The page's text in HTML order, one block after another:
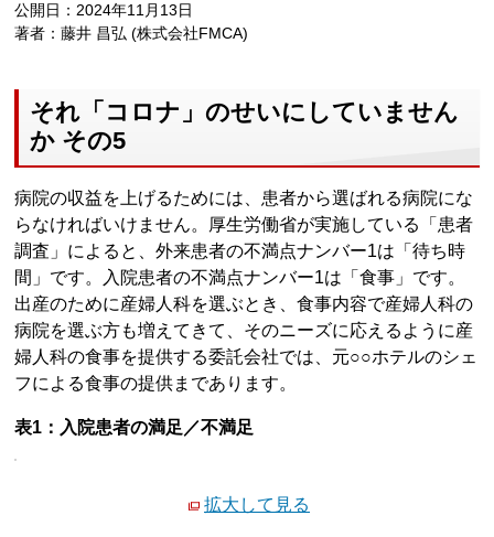
公開日：2024年11月13日
著者：藤井 昌弘 (株式会社FMCA)
それ「コロナ」のせいにしていません
か その5
病院の収益を上げるためには、患者から選ばれる病院にな
らなければいけません。厚生労働省が実施している「患者
調査」によると、外来患者の不満点ナンバー1は「待ち時
間」です。入院患者の不満点ナンバー1は「食事」です。
出産のために産婦人科を選ぶとき、食事内容で産婦人科の
病院を選ぶ方も増えてきて、そのニーズに応えるように産
婦人科の食事を提供する委託会社では、元○○ホテルのシェ
フによる食事の提供まであります。
表1：入院患者の満足／不満足
拡大して見る